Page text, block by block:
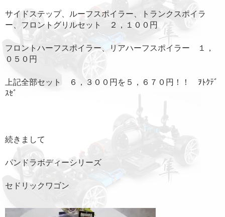
サイドステップ、ルーフスポイラー、トランクスポイラ
ー、フロントグリルセット ２，１００円
フロントハーフスポイラー、リアハーフスポイラー １，
０５０円
上記全部セット ６，３００円を５，６７０円！！ ｦﾄｸﾃﾞ
ｽｾﾞ
続きまして
パンドラボディーシリーズ
セドリックワゴン